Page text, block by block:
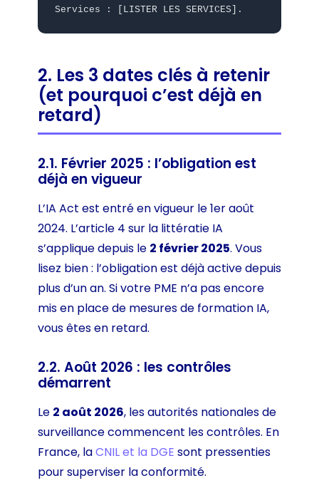
Services : [LISTER LES SERVICES].
2. Les 3 dates clés à retenir
(et pourquoi c’est déjà en
retard)
2.1. Février 2025 : l’obligation est
déjà en vigueur
L’IA Act est entré en vigueur le 1er août
2024. L’article 4 sur la littératie IA
s’applique depuis le 2 février 2025. Vous
lisez bien : l’obligation est déjà active depuis
plus d’un an. Si votre PME n’a pas encore
mis en place de mesures de formation IA,
vous êtes en retard.
2.2. Août 2026 : les contrôles
démarrent
Le 2 août 2026, les autorités nationales de
surveillance commencent les contrôles. En
France, laCNIL et la DGE sont pressenties
pour superviser la conformité.